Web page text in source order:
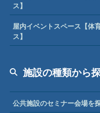
ス】
屋内イベントスペース【体
ス】
施設の種類から
公共施設のセミナー会場を